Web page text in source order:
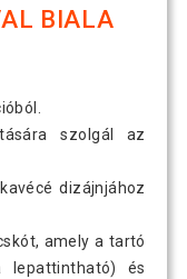
BIALA
szolgál az
dizájnjához
amely a tartó
lepattintható) és